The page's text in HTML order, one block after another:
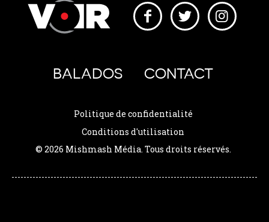
BALADOS CONTACT
Politique de confidentialité
Conditions d'utilisation
© 2026 Mishmash Média. Tous droits réservés.